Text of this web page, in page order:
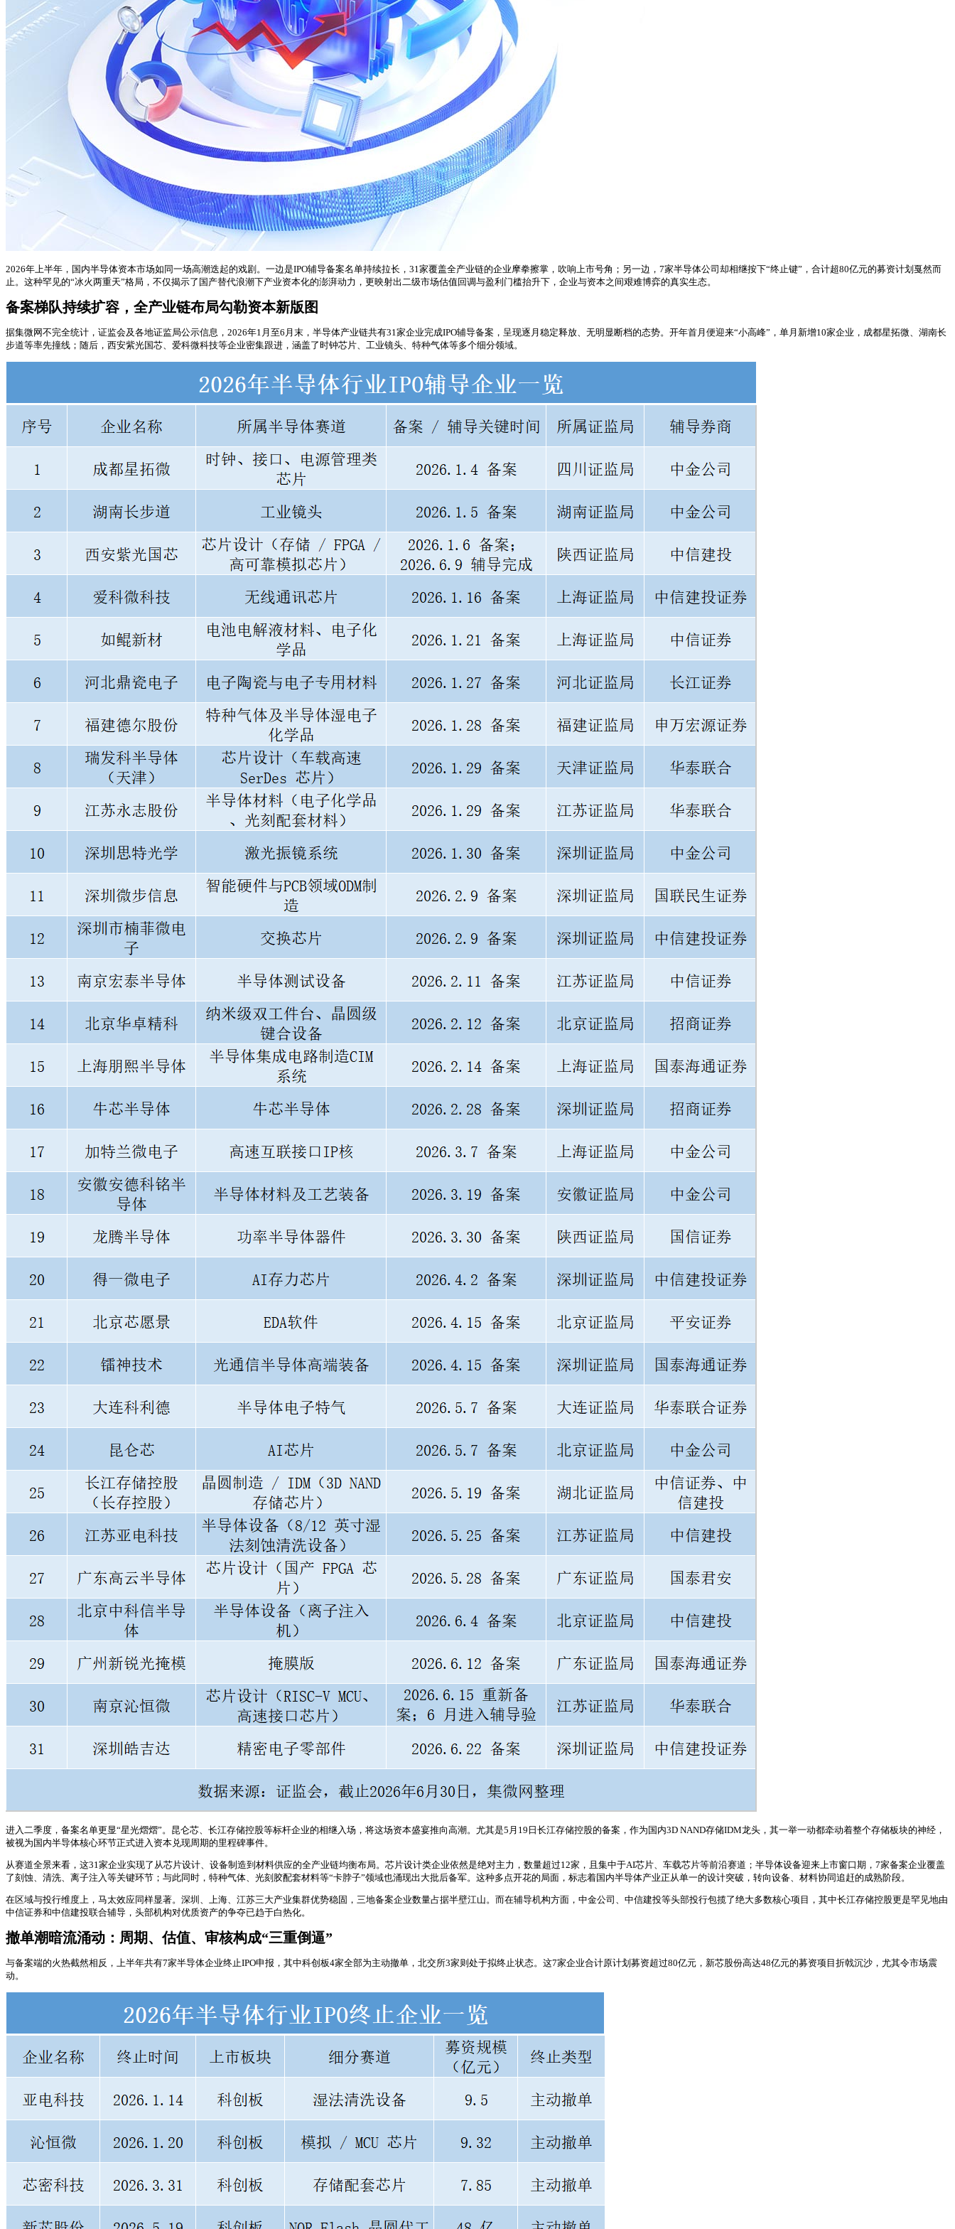
2026年上半年，国内半导体资本市场如同一场高潮迭起的戏剧。一边是IPO辅导备案名单持续拉长，31家覆盖全产业链的企业摩拳擦掌，吹响上市号角；另一边，7家半导体公司却相继按下“终止键”，合计超80亿元的募资计划戛然而
止。这种罕见的“冰火两重天”格局，不仅揭示了国产替代浪潮下产业资本化的澎湃动力，更映射出二级市场估值回调与盈利门槛抬升下，企业与资本之间艰难博弈的真实生态。
备案梯队持续扩容，全产业链布局勾勒资本新版图
据集微网不完全统计，证监会及各地证监局公示信息，2026年1月至6月末，半导体产业链共有31家企业完成IPO辅导备案，呈现逐月稳定释放、无明显断档的态势。开年首月便迎来“小高峰”，单月新增10家企业，成都星拓微、湖南长
步道等率先撞线；随后，西安紫光国芯、爱科微科技等企业密集跟进，涵盖了时钟芯片、工业镜头、特种气体等多个细分领域。
进入二季度，备案名单更显“星光熠熠”。昆仑芯、长江存储控股等标杆企业的相继入场，将这场资本盛宴推向高潮。尤其是5月19日长江存储控股的备案，作为国内3D NAND存储IDM龙头，其一举一动都牵动着整个存储板块的神经，
被视为国内半导体核心环节正式进入资本兑现周期的里程碑事件。
从赛道全景来看，这31家企业实现了从芯片设计、设备制造到材料供应的全产业链均衡布局。芯片设计类企业依然是绝对主力，数量超过12家，且集中于AI芯片、车载芯片等前沿赛道；半导体设备迎来上市窗口期，7家备案企业覆盖
了刻蚀、清洗、离子注入等关键环节；与此同时，特种气体、光刻胶配套材料等“卡脖子”领域也涌现出大批后备军。这种多点开花的局面，标志着国内半导体产业正从单一的设计突破，转向设备、材料协同追赶的成熟阶段。
在区域与投行维度上，马太效应同样显著。深圳、上海、江苏三大产业集群优势稳固，三地备案企业数量占据半壁江山。而在辅导机构方面，中金公司、中信建投等头部投行包揽了绝大多数核心项目，其中长江存储控股更是罕见地由
中信证券和中信建投联合辅导，头部机构对优质资产的争夺已趋于白热化。
撤单潮暗流涌动：周期、估值、审核构成“三重倒逼”
与备案端的火热截然相反，上半年共有7家半导体企业终止IPO申报，其中科创板4家全部为主动撤单，北交所3家则处于拟终止状态。这7家企业合计原计划募资超过80亿元，新芯股份高达48亿元的募资项目折戟沉沙，尤其令市场震
动。